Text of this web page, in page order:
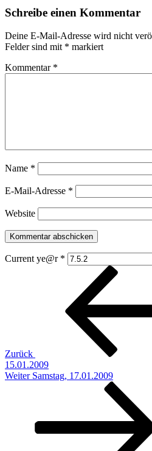
Schreibe einen Kommentar
Deine E-Mail-Adresse wird nicht
Felder sind mit * markiert
Kommentar *
Name *
E-Mail-Adresse *
Website
Current ye@r *
Beitragsnavigation
Zurück
15.01.2009
Nächster
Weiter Samstag, 17.01.2009